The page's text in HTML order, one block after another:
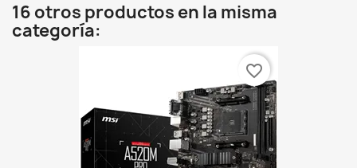
16 otros productos en la misma
categoría:
favorite_border